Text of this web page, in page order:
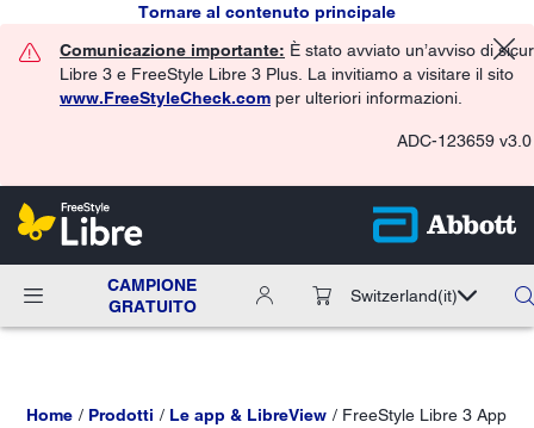
Tornare al contenuto principale
Comunicazione importante: È stato avviato un’avviso di
Libre 3 e FreeStyle Libre 3 Plus. La invitiamo a visitare il sito
www.FreeStyleCheck.com per ulteriori informazioni.
ADC-123659 v3.0
CAMPIONE
GRATUITO
Switzerland(it)
Home Prodotti Le app & LibreView FreeStyle Libre 3 App